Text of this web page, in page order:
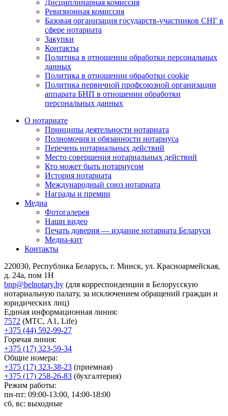
Дисциплинарная комиссия
Ревизионная комиссия
Базовая организация государств-участников СНГ в
сфере нотариата
Закупки
Контакты
Политика в отношении обработки персональных
данных
Политика в отношении обработки cookie
Политика первичной профсоюзной организации
аппарата БНП в отношении обработки
персональных данных
О нотариате
Принципы деятельности нотариата
Полномочия и обязанности нотариуса
Перечень нотариальных действий
Место совершения нотариальных действий
Кто может быть нотариусом
История нотариата
Международный союз нотариата
Награды и премии
Медиа
Фотогалерея
Наши видео
Печать доверия — издание нотариата Беларуси
Медиа-кит
Контакты
220030, Республика Беларусь, г. Минск, ул. Красноармейская,
д. 24а, пом 1Н
bnp@belnotary.by (для корреспонденции в Белорусскую
нотариальную палату, за исключением обращений граждан и
юридических лиц)
Единая информационная линия:
7572 (МТС, A1, Life)
+375 (44) 592-99-27
Горячая линия:
+375 (17) 323-59-34
Общие номера:
+375 (17) 323-38-23 (приемная)
+375 (17) 258-26-83 (бухгалтерия)
Режим работы:
пн-пт: 09:00-13:00, 14:00-18:00
сб, вс: выходные